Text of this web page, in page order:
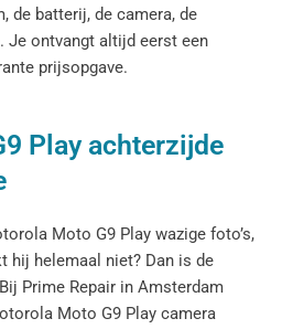
de batterij, de camera, de
ontvangt altijd eerst een
prijsopgave.
Play achterzijde
Moto G9 Play wazige foto’s,
helemaal niet? Dan is de
Prime Repair in Amsterdam
Moto G9 Play camera